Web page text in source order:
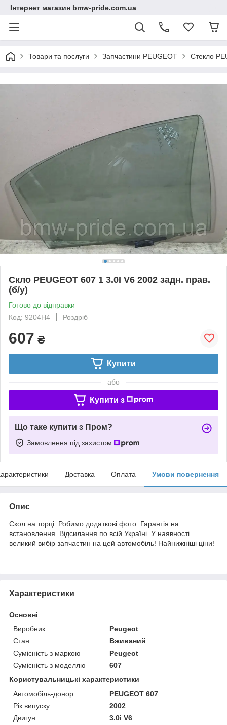
Інтернет магазин bmw-pride.com.ua
Товари та послуги Запчастини PEUGEOT Стекло
Скло PEUGEOT 607 1 3.0I V6 2002 задн. прав.
(б/у)
Готово до відправки
Код: 9204H4
Роздріб
607 ₴
Купити
або
Купити з
Що таке купити з Пром?
Замовлення під захистом
Доставка Оплата Умови повернення
Опис
Скол на торці. Робимо додаткові фото. Гарантія на
встановлення. Відсилання по всій Україні. У наявності
великий вибір запчастин на цей автомобіль! Найнижніші ціни!
Характеристики
Основні
Виробник
Peugeot
Стан
Вживаний
Сумісність з маркою
Peugeot
Сумісність з моделлю
607
Користувальницькі характеристики
Автомобіль-донор
PEUGEOT 607
Рік випуску
2002
Двигун
3.0i V6